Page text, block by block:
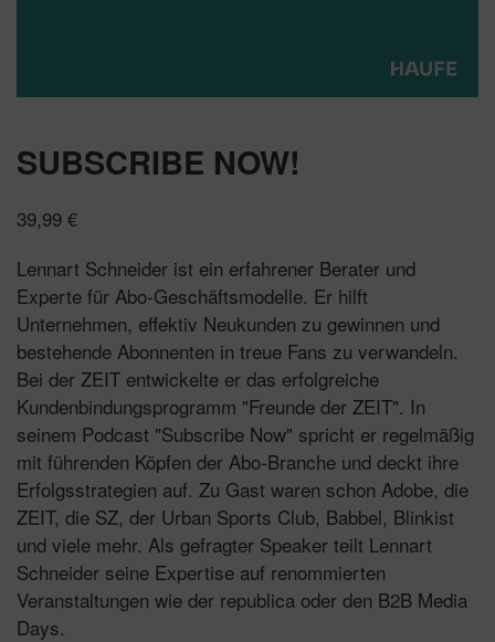
SUBSCRIBE NOW!
39,99 €
Lennart Schneider ist ein erfahrener Berater und
Experte für Abo-Geschäftsmodelle. Er hilft
Unternehmen, effektiv Neukunden zu gewinnen und
bestehende Abonnenten in treue Fans zu verwandeln.
Bei der ZEIT entwickelte er das erfolgreiche
Kundenbindungsprogramm "Freunde der ZEIT". In
seinem Podcast "Subscribe Now" spricht er regelmäßig
mit führenden Köpfen der Abo-Branche und deckt ihre
Erfolgsstrategien auf. Zu Gast waren schon Adobe, die
ZEIT, die SZ, der Urban Sports Club, Babbel, Blinkist
und viele mehr. Als gefragter Speaker teilt Lennart
Schneider seine Expertise auf renommierten
Veranstaltungen wie der republica oder den B2B Media
Days.